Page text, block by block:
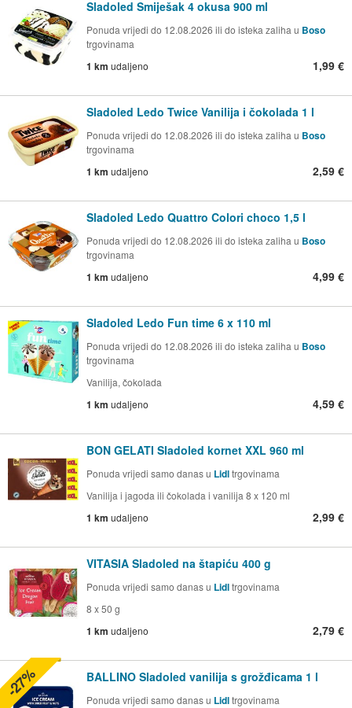
Sladoled Smiješak 4 okusa 900 ml
Ponuda vrijedi do 12.08.2026 ili do isteka zaliha u Boso
trgovinama
1 km udaljeno 1,99 €
Sladoled Ledo Twice Vanilija i čokolada 1 l
Ponuda vrijedi do 12.08.2026 ili do isteka zaliha u Boso
trgovinama
1 km udaljeno 2,59 €
Sladoled Ledo Quattro Colori choco 1,5 l
Ponuda vrijedi do 12.08.2026 ili do isteka zaliha u Boso
trgovinama
1 km udaljeno 4,99 €
Sladoled Ledo Fun time 6 x 110 ml
Ponuda vrijedi do 12.08.2026 ili do isteka zaliha u Boso
trgovinama
Vanilija, čokolada
1 km udaljeno 4,59 €
BON GELATI Sladoled kornet XXL 960 ml
Ponuda vrijedi samo danas u Lidltrgovinama
Vanilija i jagoda ili čokolada i vanilija 8 x 120 ml
1 km udaljeno 2,99 €
VITASIA Sladoled na štapiću 400 g
Ponuda vrijedi samo danas u Lidltrgovinama
8 x 50 g
1 km udaljeno 2,79 €
BALLINO Sladoled vanilija s grožđicama 1 l
Ponuda vrijedi samo danas u Lidltrgovinama
-27%